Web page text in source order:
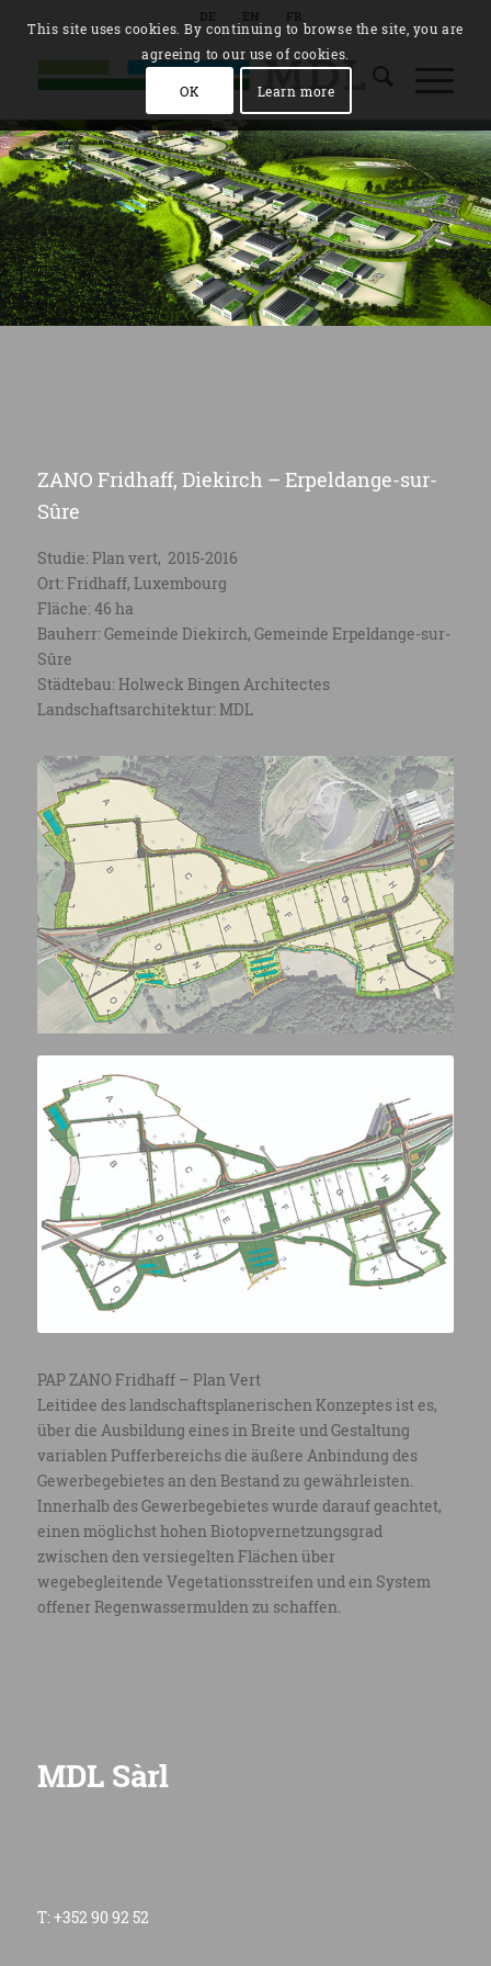
DE EN FR
ZANO Fridhaff, Diekirch – Erpeldange-sur-
Sûre
Studie: Plan vert, 2015-2016
Ort: Fridhaff, Luxembourg
Fläche: 46 ha
Bauherr: Gemeinde Diekirch, Gemeinde Erpeldange-sur-
Sûre
Städtebau: Holweck Bingen Architectes
Landschaftsarchitektur: MDL
PAP ZANO Fridhaff – Plan Vert
Leitidee des landschaftsplanerischen Konzeptes ist es,
über die Ausbildung eines in Breite und Gestaltung
variablen Pufferbereichs die äußere Anbindung des
Gewerbegebietes an den Bestand zu gewährleisten.
Innerhalb des Gewerbegebietes wurde darauf geachtet,
einen möglichst hohen Biotopvernetzungsgrad
zwischen den versiegelten Flächen über
wegebegleitende Vegetationsstreifen und ein System
offener Regenwassermulden zu schaffen.
MDL Sàrl
T: +352 90 92 52
This site uses cookies. By continuing to browse the site, you are
agreeing to our use of cookies.
OK Learn more